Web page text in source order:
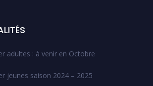
adultes : à venir en Octobre
jeunes saison 2024 – 2025